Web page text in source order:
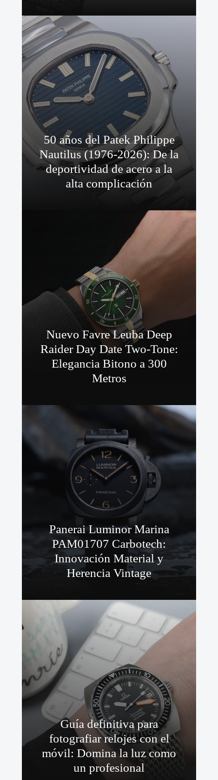
50 años del Patek Philippe
Nautilus (1976-2026): De la
deportividad de acero a la
alta complicación
Nuevo Favre Leuba Deep
Raider Day Date Two-Tone:
Elegancia Bitono a 300
Metros
Panerai Luminor Marina
PAM01707 Carbotech:
Innovación Material y
Herencia Vintage
Guía definitiva para
fotografiar relojes con el
móvil: Domina la luz como
un profesional